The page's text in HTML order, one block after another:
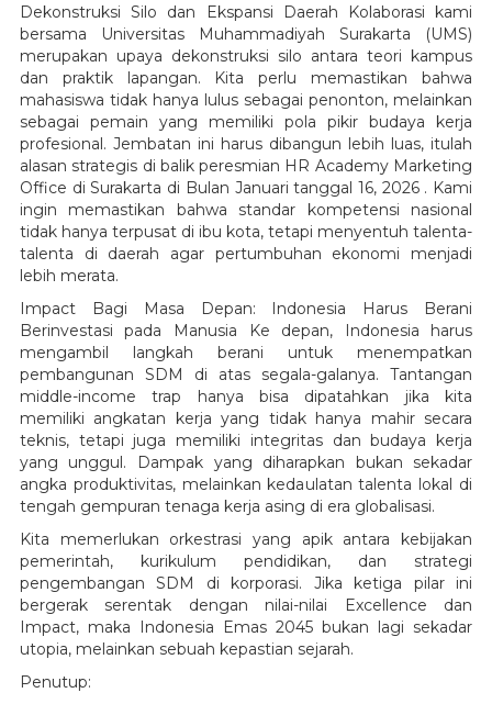
Dekonstruksi Silo dan Ekspansi Daerah Kolaborasi kami
bersama Universitas Muhammadiyah Surakarta (UMS)
merupakan upaya dekonstruksi silo antara teori kampus
dan praktik lapangan. Kita perlu memastikan bahwa
mahasiswa tidak hanya lulus sebagai penonton, melainkan
sebagai pemain yang memiliki pola pikir budaya kerja
profesional. Jembatan ini harus dibangun lebih luas, itulah
alasan strategis di balik peresmian HR Academy Marketing
Office di Surakarta di Bulan Januari tanggal 16, 2026 . Kami
ingin memastikan bahwa standar kompetensi nasional
tidak hanya terpusat di ibu kota, tetapi menyentuh talenta-
talenta di daerah agar pertumbuhan ekonomi menjadi
lebih merata.
Impact Bagi Masa Depan: Indonesia Harus Berani
Berinvestasi pada Manusia Ke depan, Indonesia harus
mengambil langkah berani untuk menempatkan
pembangunan SDM di atas segala-galanya. Tantangan
middle-income trap hanya bisa dipatahkan jika kita
memiliki angkatan kerja yang tidak hanya mahir secara
teknis, tetapi juga memiliki integritas dan budaya kerja
yang unggul. Dampak yang diharapkan bukan sekadar
angka produktivitas, melainkan kedaulatan talenta lokal di
tengah gempuran tenaga kerja asing di era globalisasi.
Kita memerlukan orkestrasi yang apik antara kebijakan
pemerintah, kurikulum pendidikan, dan strategi
pengembangan SDM di korporasi. Jika ketiga pilar ini
bergerak serentak dengan nilai-nilai Excellence dan
Impact, maka Indonesia Emas 2045 bukan lagi sekadar
utopia, melainkan sebuah kepastian sejarah.
Penutup: